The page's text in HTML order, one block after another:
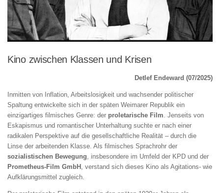
Kino zwischen Klassen und Krisen
Detlef Endeward (07/2025)
Inmitten von Inflation, Arbeitslosigkeit und wachsender politischer
Spaltung entwickelte sich in der späten Weimarer Republik ein
einzigartiges filmisches Genre: der proletarische Film. Jenseits von
Eskapismus und romantischer Unterhaltung suchte er nach einer
radikalen Perspektive auf die gesellschaftliche Realität – durch die
Linse der arbeitenden Klasse. Als filmisches Sprachrohr der
sozialistischen Bewegung, insbesondere im Umfeld der KPD und der
Prometheus-Film GmbH , verstand sich dieses Kino als Agitations- wie
Aufklärungsmittel zugleich.